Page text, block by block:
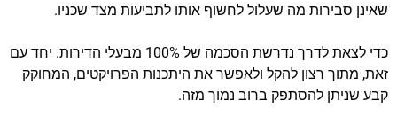
שאינן סבירות מה שעלול לחשוף אותו לתביעות מצד שכניו.
כדי לצאת לדרך נדרשת הסכמה של 100% מבעלי הדירות. יחד עם
זאת, מתוך רצון להקל ולאפשר את היתכנות הפרויקטים, המחוקק
קבע שניתן להסתפק ברוב נמוך מזה.